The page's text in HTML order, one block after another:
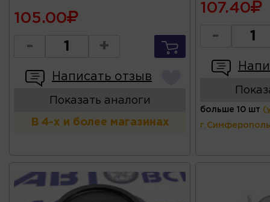
105.00
- +
Написать отзыв
Показать аналоги
В 4-х и более магазинах
107.40
-
больше 10 шт